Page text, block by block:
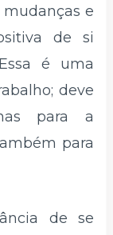
mudanças e
de si
é uma
deve
para a
para
de se